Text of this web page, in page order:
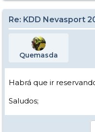
Re: KDD Nevasport
Quemasda
Habrá que ir
Saludos;